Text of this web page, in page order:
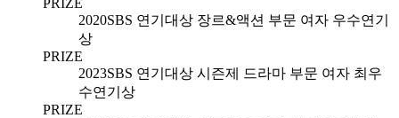
PRIZE
2020SBS 연기대상 장르&액션 부문 여자 우수연기
상
PRIZE
2023SBS 연기대상 시즌제 드라마 부문 여자 최우
수연기상
PRIZE